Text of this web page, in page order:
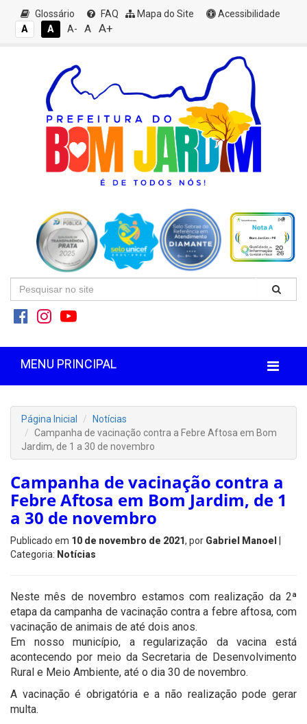
Glossário FAQ Mapa do Site
Acessibilidade
A
A A- A A+
MENU PRINCIPAL
Página Inicial
Notícias
Campanha de vacinação contra a Febre Aftosa em Bom
Jardim, de 1 a 30 de novembro
Campanha de vacinação contra a
Febre Aftosa em Bom Jardim, de 1
a 30 de novembro
Publicado em 10 de novembro de 2021, por Gabriel Manoel
Categoria: Notícias
Neste mês de novembro estamos com realização da 2ª
etapa da campanha de vacinação contra a febre aftosa, com
vacinação de animais de até dois anos.
Em nosso município, a regularização da vacina está
acontecendo por meio da Secretaria de Desenvolvimento
Rural e Meio Ambiente, até o dia 30 de novembro.
A vacinação é obrigatória e a não realização pode gerar
multa.